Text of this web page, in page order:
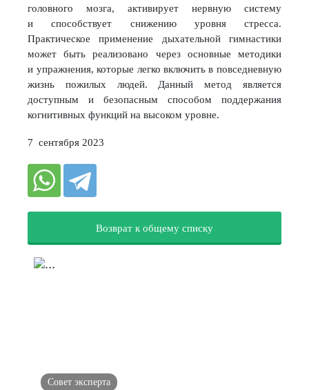
головного мозга, активирует нервную систему
и способствует снижению уровня стресса.
Практическое применение дыхательной гимнастики
может быть реализовано через основные методики
и упражнения, которые легко включить в повседневную
жизнь пожилых людей. Данный метод является
доступным и безопасным способом поддержания
когнитивных функций на высоком уровне.
7 сентября 2023
Возврат к общему списку
Совет эксперта